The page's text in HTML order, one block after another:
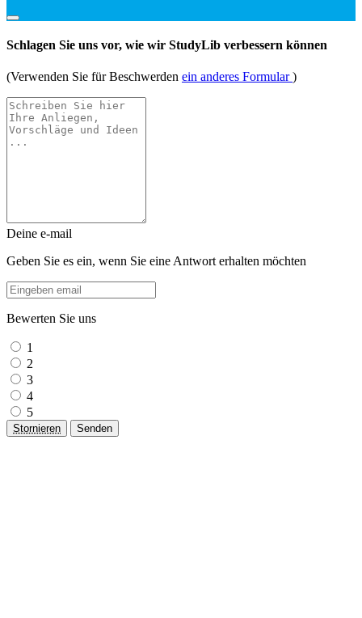
Schlagen Sie uns vor, wie wir StudyLib verbessern können
(Verwenden Sie für Beschwerden ein anderes Formular)
Deine e-mail
Geben Sie es ein, wenn Sie eine Antwort erhalten möchten
Bewerten Sie uns
1
2
3
4
5
Stornieren Senden